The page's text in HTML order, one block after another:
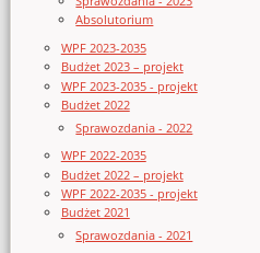
Absolutorium
WPF 2023-2035
Budżet 2023 – projekt
WPF 2023-2035 - projekt
Budżet 2022
Sprawozdania - 2022
WPF 2022-2035
Budżet 2022 – projekt
WPF 2022-2035 - projekt
Budżet 2021
Sprawozdania - 2021